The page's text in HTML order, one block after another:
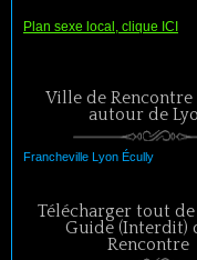
Plan sexe local, clique ICI
Ville de Rencontre
autour de
Francheville Lyon Écully
Télécharger tout de
Guide (Interdit)
Rencontre